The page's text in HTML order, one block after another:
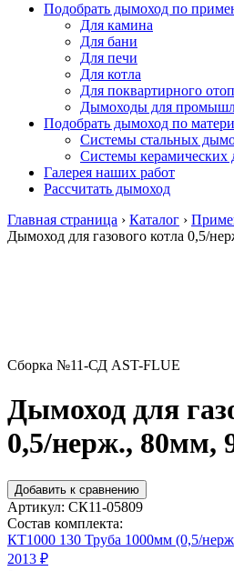
Подобрать дымоход по
Для камина
Для бани
Для печи
Для котла
Для поквартирного
Дымоходы для
Подобрать дымоход по
Системы стальных
Системы керамических
Галерея наших работ
Рассчитать дымоход
Главная страница › Каталог ›
Дымоход для газового котла 0,5/
Сборка №11-СД AST-FLUE
Дымоход для
0,5/нерж., 80мм,
Добавить к сравнению
Артикул: СК11-05809
Состав комплекта:
КТ1000 130 Труба 1000мм (0,5/
2013 ₽